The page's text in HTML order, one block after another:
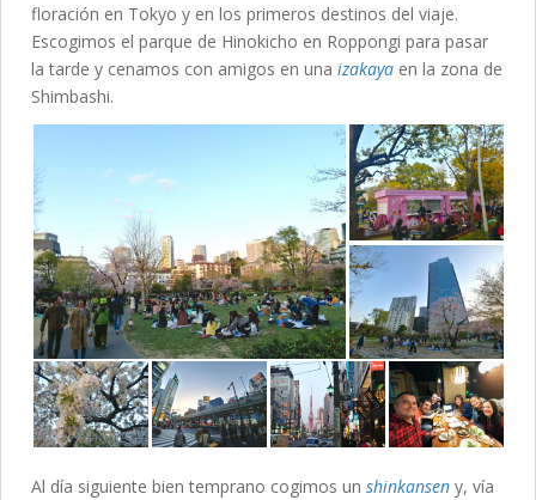
floración en Tokyo y en los primeros destinos del viaje.
Escogimos el parque de Hinokicho en Roppongi para pasar
la tarde y cenamos con amigos en una izakaya en la zona de
Shimbashi.
Al día siguiente bien temprano cogimos un shinkansen y, vía